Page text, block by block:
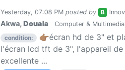
Yesterday, 07:08 PM posted by B
Akwa,Douala
Computer &
condition: 👉🏽écran hd de 3" et
l'écran lcd tft de 3", l'appareil
excellente ...